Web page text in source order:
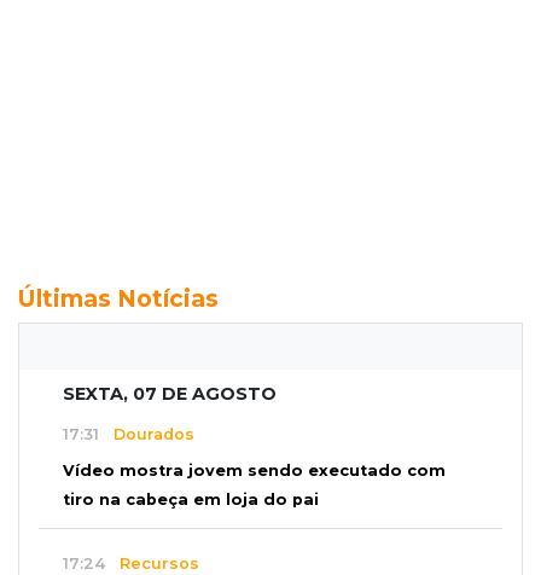
Últimas Notícias
SEXTA, 07 DE AGOSTO
17:31 Dourados
Vídeo mostra jovem sendo executado com
tiro na cabeça em loja do pai
17:24 Recursos